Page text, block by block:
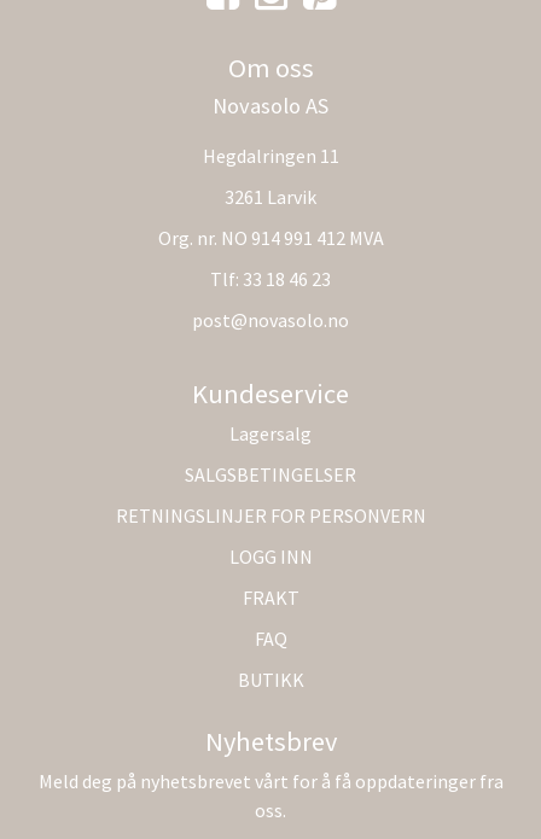
Om oss
Novasolo AS
Hegdalringen 11
3261 Larvik
Org. nr. NO 914 991 412 MVA
Tlf: 33 18 46 23
post@novasolo.no
Kundeservice
Lagersalg
SALGSBETINGELSER
RETNINGSLINJER FOR PERSONVERN
LOGG INN
FRAKT
FAQ
BUTIKK
Nyhetsbrev
Meld deg på nyhetsbrevet vårt for å få oppdateringer fra
oss.